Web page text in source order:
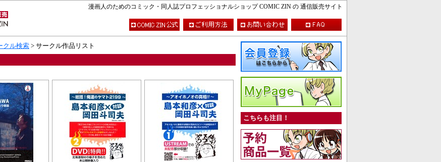
漫画人のためのコミック・同人誌プロフェッショナルショップ COMIC ZIN の 通信販売サイト
クル検索 > サークル作品リスト
こちらも注目！